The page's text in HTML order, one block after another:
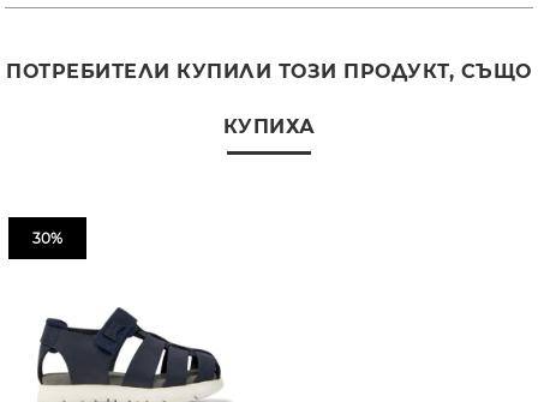
ПОТРЕБИТЕЛИ КУПИЛИ ТОЗИ ПРОДУКТ, СЪЩО
КУПИХА
30%